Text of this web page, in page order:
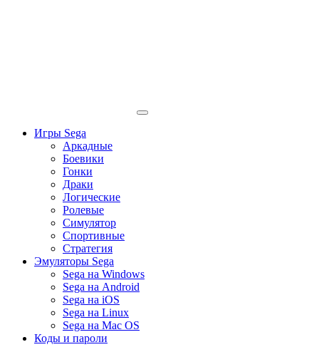
Игры Sega
Аркадные
Боевики
Гонки
Драки
Логические
Ролевые
Симулятор
Спортивные
Стратегия
Эмуляторы Sega
Sega на Windows
Sega на Android
Sega на iOS
Sega на Linux
Sega на Mac OS
Коды и пароли